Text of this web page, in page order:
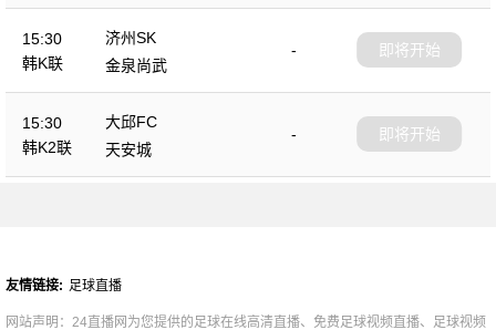
15:30
韩K联
济州SK
-
金泉尚武
即将开始
15:30
韩K2联
大邱FC
-
天安城
即将开始
友情链接: 足球直播
网站声明：24直播网为您提供的足球在线高清直播、免费足球视频直播、足球视频